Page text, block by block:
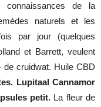
de la
naturels et les
par jour (quelques
et Barrett, veulent
cruidwat. Huile CBD
Lupitaal Cannamor
petit.La fleur de